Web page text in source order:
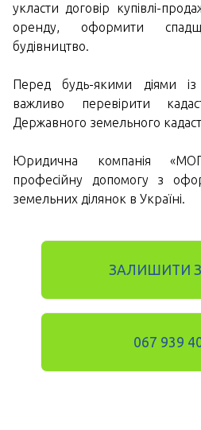
укласти договір купівлі-
оренду, оформити
будівництво.
Перед будь-якими діями
важливо перевірити
Державного земельного
Юридична компанія
професійну допомогу з
земельних ділянок в Україні.
ЗАЛИШИТИ
067 939